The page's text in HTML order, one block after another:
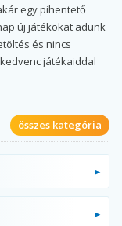
egy pihentető
új játékokat adunk
és nincs
játékaiddal
összes kategória